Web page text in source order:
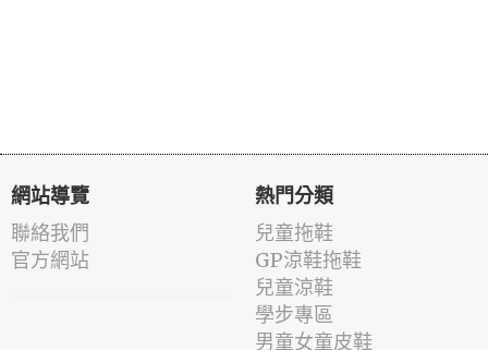
網站導覽
聯絡我們
官方網站
熱門分類
兒童拖鞋
GP涼鞋拖鞋
兒童涼鞋
學步專區
男童女童皮鞋